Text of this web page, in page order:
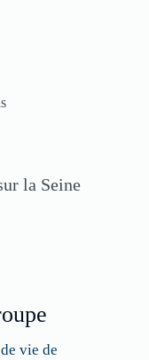
la Seine
vie de